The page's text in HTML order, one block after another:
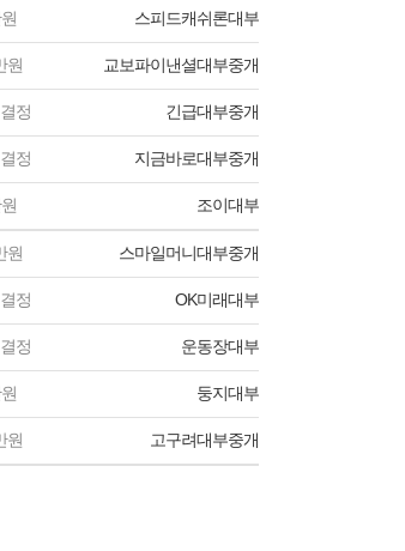
스피드캐쉬론대부
원 교보파이낸셜대부중개
정 긴급대부중개
정 지금바로대부중개
조이대부
원 스마일머니대부중개
정 OK미래대부
정 운동장대부
둥지대부
원 고구려대부중개